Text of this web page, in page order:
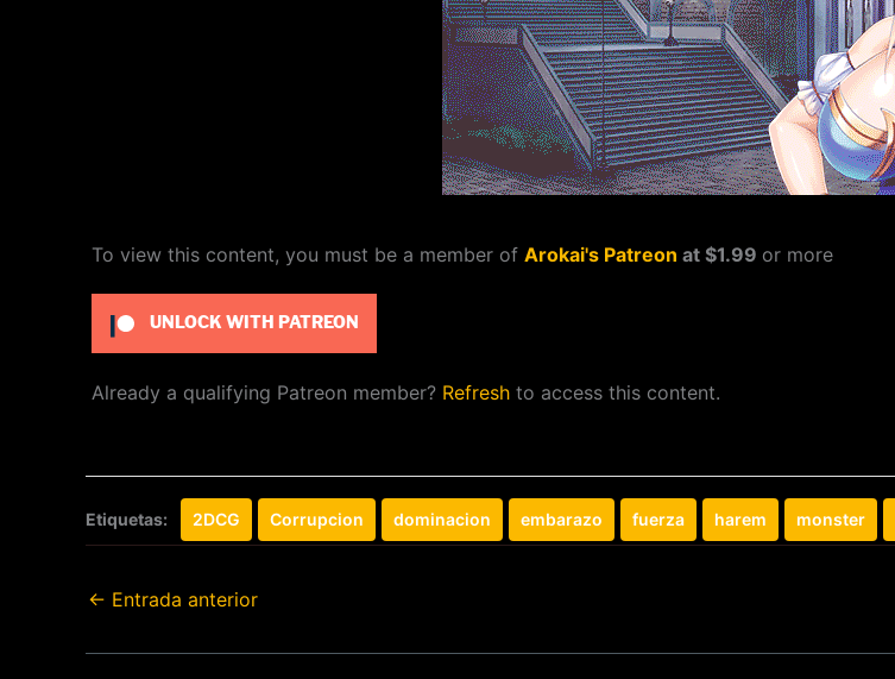
To view this content, you must be a member of Arokai's Patreon at $1.99 or more
UNLOCK WITH PATREON
Already a qualifying Patreon member? Refresh to access this content.
Etiquetas: 2DCG Corrupcion dominacion embarazo fuerza harem monster
← Entrada anterior